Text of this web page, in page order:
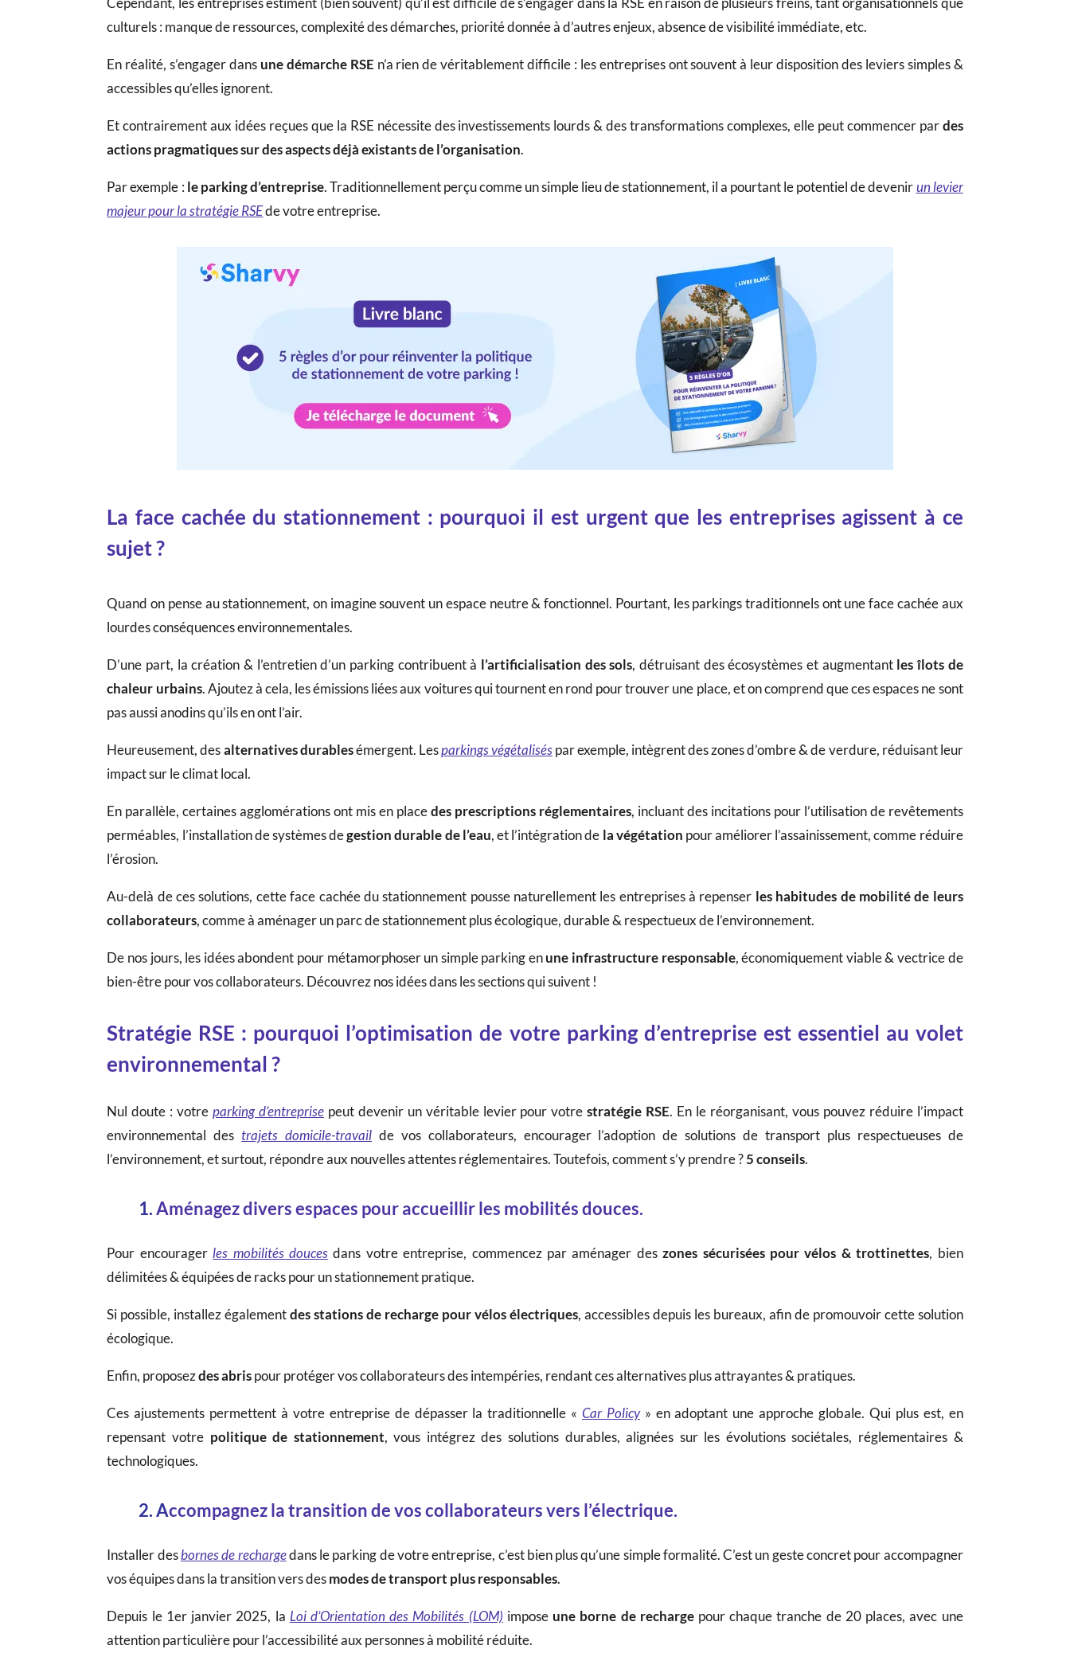
culturels : manque de ressources, complexité des démarches, priorité donnée à d’autres enjeux, absence de visibilité immédiate, etc.
En réalité, s’engager dans une démarche RSE n’a rien de véritablement difficile : les entreprises ont souvent à leur disposition des leviers simples &
accessibles qu’elles ignorent.
Et contrairement aux idées reçues que la RSE nécessite des investissements lourds & des transformations complexes, elle peut commencer pardes
actions pragmatiques sur des aspects déjà existantsde l’organisation.
Par exemple : le parking d’entreprise. Traditionnellement perçu comme un simple lieu de stationnement, il a pourtant le potentiel de devenirun levier
majeur pour la stratégie RSEde votre entreprise.
La face cachée du stationnement : pourquoi il est urgent que les entreprises agissent à ce
sujet ?
Quand on pense au stationnement, on imagine souvent un espace neutre & fonctionnel. Pourtant, les parkings traditionnels ont une face cachée aux
lourdes conséquences environnementales.
D’une part, la création & l’entretien d’un parking contribuent à l’artificialisation des sols, détruisant des écosystèmes et augmentant les îlots de
chaleur urbains. Ajoutez à cela, les émissions liées aux voitures qui tournent en rond pour trouver une place, et on comprend que ces espaces ne sont
pas aussi anodins qu’ils en ont l’air.
Heureusement, desalternatives durablesémergent. Lesparkings végétaliséspar exemple, intègrent des zones d’ombre & de verdure, réduisant leur
impact sur le climat local.
En parallèle, certaines agglomérations ont mis en placedes prescriptions réglementaires, incluant des incitations pour l’utilisation de revêtements
perméables, l’installation de systèmes degestion durablede l’eau, et l’intégration de la végétation pour améliorer l’assainissement, comme réduire
l’érosion.
Au-delà de ces solutions, cette face cachée du stationnement pousse naturellement les entreprises à repenser les habitudes de mobilité de leurs
collaborateurs, comme à aménager un parc de stationnement plus écologique, durable & respectueux de l’environnement.
De nos jours, les idées abondent pour métamorphoser un simple parking enune infrastructure responsable, économiquement viable & vectrice de
bien-être pour vos collaborateurs. Découvrez nos idées dans les sections qui suivent !
Stratégie RSE : pourquoi l’optimisation de votre parking d’entreprise est essentiel au volet
environnemental ?
Nul doute : votreparking d’entreprisepeut devenir un véritable levier pour votrestratégie RSE. En le réorganisant, vous pouvez réduire l’impact
environnemental destrajets domicile-travail de vos collaborateurs, encourager l’adoption de solutions de transport plus respectueuses de
l’environnement, et surtout, répondre aux nouvelles attentes réglementaires. Toutefois, comment s’y prendre ?5 conseils.
1.Aménagez divers espaces pour accueillir les mobilités douces.
Pour encourager les mobilités douces dans votre entreprise, commencez par aménager deszones sécurisées pour vélos & trottinettes, bien
délimitées & équipées de racks pour un stationnement pratique.
Si possible, installez égalementdes stations de recharge pour vélos électriques, accessibles depuis les bureaux, afin de promouvoir cette solution
écologique.
Enfin, proposezdes abrispour protéger vos collaborateurs des intempéries, rendant ces alternatives plus attrayantes & pratiques.
Ces ajustements permettent à votre entreprise de dépasser la traditionnelle « Car Policy» en adoptant une approche globale. Qui plus est, en
repensant votre politique de stationnement, vous intégrez des solutions durables, alignées sur les évolutions sociétales, réglementaires &
technologiques.
2. Accompagnez la transition de vos collaborateurs vers l’électrique.
Installer desbornes de rechargedans le parking de votre entreprise, c’est bien plus qu’une simple formalité. C’est un geste concret pour accompagner
vos équipes dans la transition vers desmodes de transport plus responsables.
Depuis le 1er janvier 2025, la Loi d’Orientation des Mobilités (LOM) impose une borne de rechargepour chaque tranche de 20 places, avec une
attention particulière pour l’accessibilité aux personnes à mobilité réduite.